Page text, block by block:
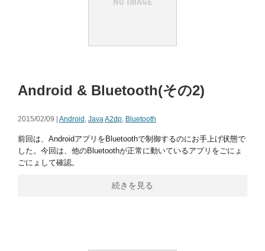
Android & Bluetooth(その2)
2015/02/09 | Android , JavaA2dp, Bluetooth
前回は、AndroidアプリをBluetoothで制御するのにお手上げ状態で
した。今回は、他のBluetoothが正常に動いているアプリをごにょ
ごにょして確認。
続きを見る